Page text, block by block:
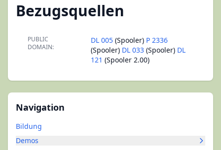
Navigation
Bildung
Demos
Bezugsquellen
PUBLIC
DOMAIN:
DL 005 (Spooler) P 2336
(Spooler) DL 033 (Spooler) DL
121 (Spooler 2.00)